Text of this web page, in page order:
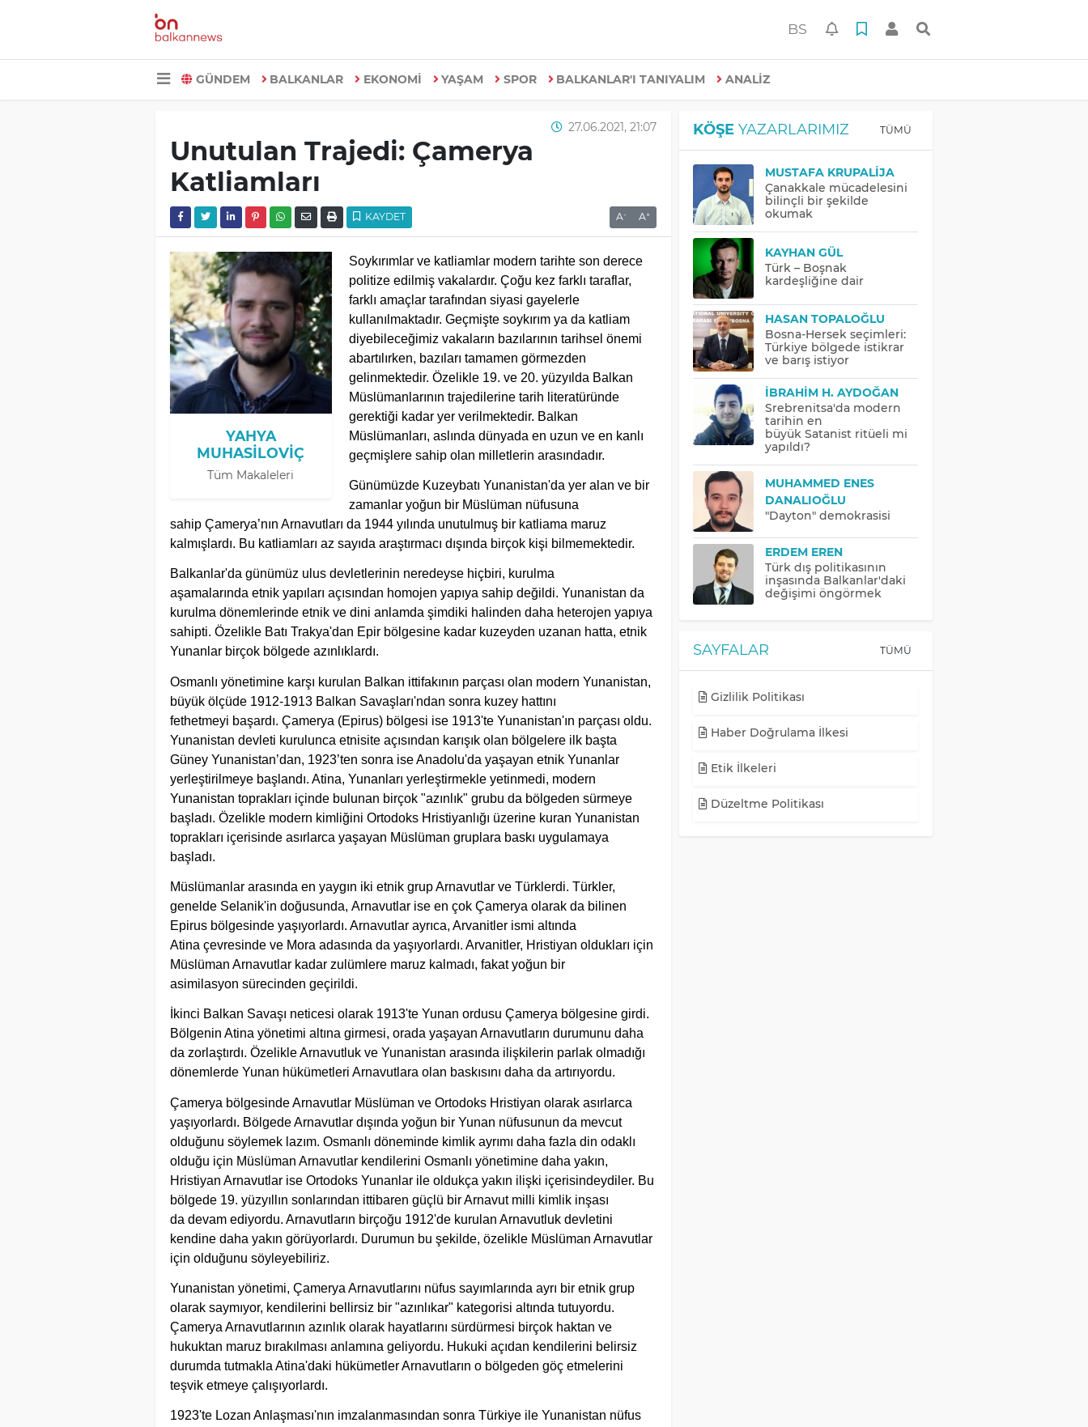
BS
GÜNDEM BALKANLAR EKONOMİ YAŞAM SPOR BALKANLAR'I TANIYALIM ANALİZ
27.06.2021, 21:07
Unutulan Trajedi: Çamerya
Katliamları
KAYDET A- A+
YAHYA
MUHASILOVIÇ
Tüm Makaleleri
Soykırımlar ve katliamlar modern tarihte son derece
politize edilmiş vakalardır. Çoğu kez farklı taraflar,
farklı amaçlar tarafından siyasi gayelerle
kullanılmaktadır. Geçmişte soykırım ya da katliam
diyebileceğimiz vakaların bazılarının tarihsel önemi
abartılırken, bazıları tamamen görmezden
gelinmektedir. Özelikle 19. ve 20. yüzyılda Balkan
Müslümanlarının trajedilerine tarih literatüründe
gerektiği kadar yer verilmektedir. Balkan
Müslümanları, aslında dünyada en uzun ve en kanlı
geçmişlere sahip olan milletlerin arasındadır.
Günümüzde Kuzeybatı Yunanistan'da yer alan ve bir
zamanlar yoğun bir Müslüman nüfusuna
sahip Çamerya’nın Arnavutları da 1944 yılında unutulmuş bir katliama maruz
kalmışlardı. Bu katliamları az sayıda araştırmacı dışında birçok kişi bilmemektedir.
Balkanlar'da günümüz ulus devletlerinin neredeyse hiçbiri, kurulma
aşamalarında etnik yapıları açısından homojen yapıya sahip değildi. Yunanistan da
kurulma dönemlerinde etnik ve dini anlamda şimdiki halinden daha heterojen yapıya
sahipti. Özelikle Batı Trakya'dan Epir bölgesine kadar kuzeyden uzanan hatta, etnik
Yunanlar birçok bölgede azınlıklardı.
Osmanlı yönetimine karşı kurulan Balkan ittifakının parçası olan modern Yunanistan,
büyük ölçüde 1912-1913 Balkan Savaşları'ndan sonra kuzey hattını
fethetmeyi başardı. Çamerya (Epirus) bölgesi ise 1913'te Yunanistan'ın parçası oldu.
Yunanistan devleti kurulunca etnisite açısından karışık olan bölgelere ilk başta
Güney Yunanistan’dan, 1923’ten sonra ise Anadolu'da yaşayan etnik Yunanlar
yerleştirilmeye başlandı. Atina, Yunanları yerleştirmekle yetinmedi, modern
Yunanistan toprakları içinde bulunan birçok "azınlık" grubu da bölgeden sürmeye
başladı. Özelikle modern kimliğini Ortodoks Hristiyanlığı üzerine kuran Yunanistan
toprakları içerisinde asırlarca yaşayan Müslüman gruplara baskı uygulamaya
başladı.
Müslümanlar arasında en yaygın iki etnik grup Arnavutlar ve Türklerdi. Türkler,
genelde Selanik'in doğusunda, Arnavutlar ise en çok Çamerya olarak da bilinen
Epirus bölgesinde yaşıyorlardı. Arnavutlar ayrıca, Arvanitler ismi altında
Atina çevresinde ve Mora adasında da yaşıyorlardı. Arvanitler, Hristiyan oldukları için
Müslüman Arnavutlar kadar zulümlere maruz kalmadı, fakat yoğun bir
asimilasyon sürecinden geçirildi.
İkinci Balkan Savaşı neticesi olarak 1913'te Yunan ordusu Çamerya bölgesine girdi.
Bölgenin Atina yönetimi altına girmesi, orada yaşayan Arnavutların durumunu daha
da zorlaştırdı. Özelikle Arnavutluk ve Yunanistan arasında ilişkilerin parlak olmadığı
dönemlerde Yunan hükümetleri Arnavutlara olan baskısını daha da artırıyordu.
Çamerya bölgesinde Arnavutlar Müslüman ve Ortodoks Hristiyan olarak asırlarca
yaşıyorlardı. Bölgede Arnavutlar dışında yoğun bir Yunan nüfusunun da mevcut
olduğunu söylemek lazım. Osmanlı döneminde kimlik ayrımı daha fazla din odaklı
olduğu için Müslüman Arnavutlar kendilerini Osmanlı yönetimine daha yakın,
Hristiyan Arnavutlar ise Ortodoks Yunanlar ile oldukça yakın ilişki içerisindeydiler. Bu
bölgede 19. yüzyıllın sonlarından ittibaren güçlü bir Arnavut milli kimlik inşası
da devam ediyordu. Arnavutların birçoğu 1912'de kurulan Arnavutluk devletini
kendine daha yakın görüyorlardı. Durumun bu şekilde, özelikle Müslüman Arnavutlar
için olduğunu söyleyebiliriz.
Yunanistan yönetimi, Çamerya Arnavutlarını nüfus sayımlarında ayrı bir etnik grup
olarak saymıyor, kendilerini bellirsiz bir "azınlıkar" kategorisi altında tutuyordu.
Çamerya Arnavutlarının azınlık olarak hayatlarını sürdürmesi birçok haktan ve
hukuktan maruz bırakılması anlamına geliyordu. Hukuki açıdan kendilerini belirsiz
durumda tutmakla Atina'daki hükümetler Arnavutların o bölgeden göç etmelerini
teşvik etmeye çalışıyorlardı.
1923'te Lozan Anlaşması'nın imzalanmasından sonra Türkiye ile Yunanistan nüfus
KÖŞE YAZARLARIMIZ TÜMÜ
MUSTAFA KRUPALIJA
Çanakkale mücadelesini
bilinçli bir şekilde
okumak
KAYHAN GÜL
Türk – Boşnak
kardeşliğine dair
HASAN TOPALOĞLU
Bosna-Hersek seçimleri:
Türkiye bölgede istikrar
ve barış istiyor
İBRAHIM H. AYDOĞAN
Srebrenitsa'da modern
tarihin en
büyük Satanist ritüeli mi
yapıldı?
MUHAMMED ENES
DANALIOĞLU
"Dayton" demokrasisi
ERDEM EREN
Türk dış politikasının
inşasında Balkanlar'daki
değişimi öngörmek
SAYFALAR TÜMÜ
Gizlilik Politikası
Haber Doğrulama İlkesi
Etik İlkeleri
Düzeltme Politikası